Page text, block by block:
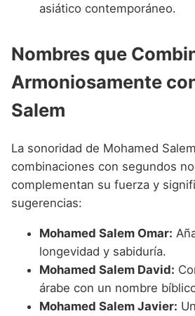
asiático contemporáneo.
Nombres que
Armoniosamente
Salem
La sonoridad de Mohamed
combinaciones con segundos
complementan su fuerza y
sugerencias:
Mohamed Salem Omar:
longevidad y sabiduría.
Mohamed Salem David:
árabe con un nombre
Mohamed Salem Javier: